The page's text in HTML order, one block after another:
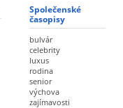
Společenské
časopisy
bulvár
celebrity
luxus
rodina
senior
výchova
zajímavosti